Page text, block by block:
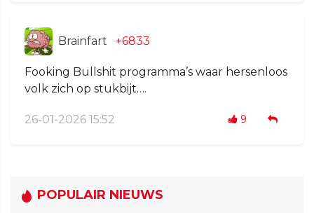
Brainfart +6833
Fooking Bullshit programma’s waar hersenloos
volk zich op stukbijt….
26-01-2026 15:52 9
POPULAIR NIEUWS